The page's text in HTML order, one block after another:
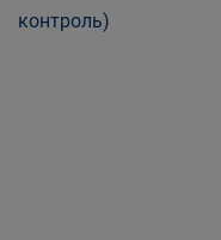
контроль)